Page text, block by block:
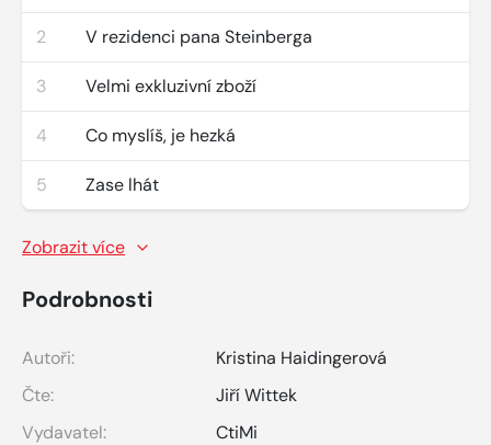
2 V rezidenci pana Steinberga
3 Velmi exkluzivní zboží
4 Co myslíš, je hezká
5 Zase lhát
Zobrazit více
Podrobnosti
Autoři:
Kristina Haidingerová
Čte:
Jiří Wittek
Vydavatel:
CtiMi